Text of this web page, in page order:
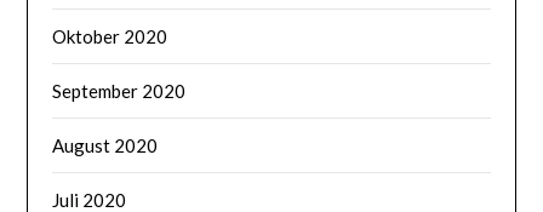
Oktober 2020
September 2020
August 2020
Juli 2020